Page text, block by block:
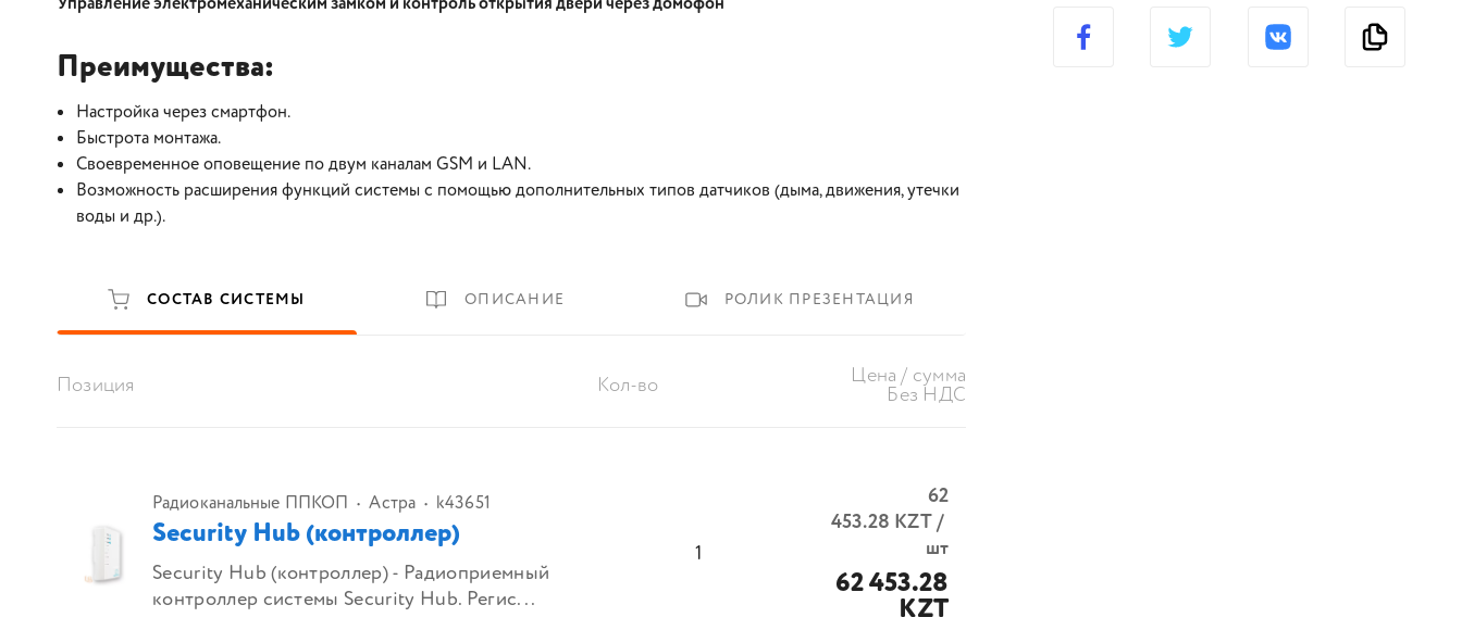
Преимущества:
Настройка через смартфон.
Быстрота монтажа.
Своевременное оповещение по двум каналам GSM и LAN.
Возможность расширения функций системы с помощью дополнительных типов датчиков (дыма, движения, утечки
воды и др.).
СОСТАВ СИСТЕМЫ ОПИСАНИЕ РОЛИК ПРЕЗЕНТАЦИЯ
Позиция Кол-во Цена / сумма
Без НДС
Радиоканальные ППКОП Астра k43651
Security Hub (контроллер)
Security Hub (контроллер) - Радиоприемный
контроллер системы Security Hub. Регис...
1
62
453.28 KZT/
шт
62 453.28
KZT